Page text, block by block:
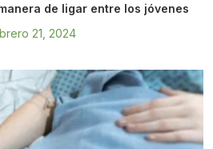
de ligar entre los jóvenes
21, 2024